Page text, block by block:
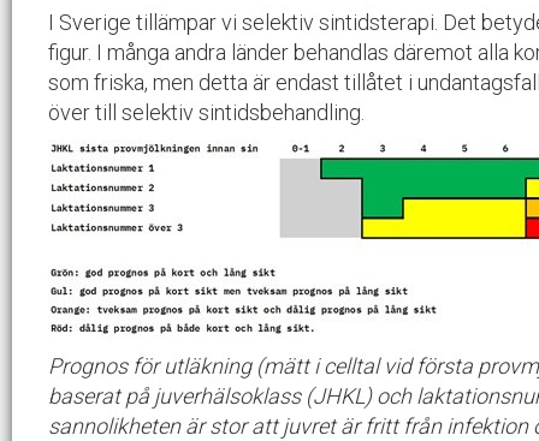
I Sverige tillämpar vi selektiv sintidsterapi. Det
figur. I många andra länder behandlas däremot alla
som friska, men detta är endast tillåtet i
över till selektiv sintidsbehandling.
Prognos för utläkning (mätt i celltal vid första
baserat på juverhälsoklass (JHKL) och
sannolikheten är stor att juvret är fritt från